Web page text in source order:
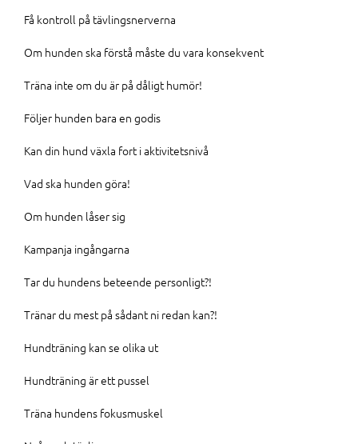
Få kontroll på tävlingsnerverna
Om hunden ska förstå måste du vara konsekvent
Träna inte om du är på dåligt humör!
Följer hunden bara en godis
Kan din hund växla fort i aktivitetsnivå
Vad ska hunden göra!
Om hunden låser sig
Kampanja ingångarna
Tar du hundens beteende personligt?!
Tränar du mest på sådant ni redan kan?!
Hundträning kan se olika ut
Hundträning är ett pussel
Träna hundens fokusmuskel